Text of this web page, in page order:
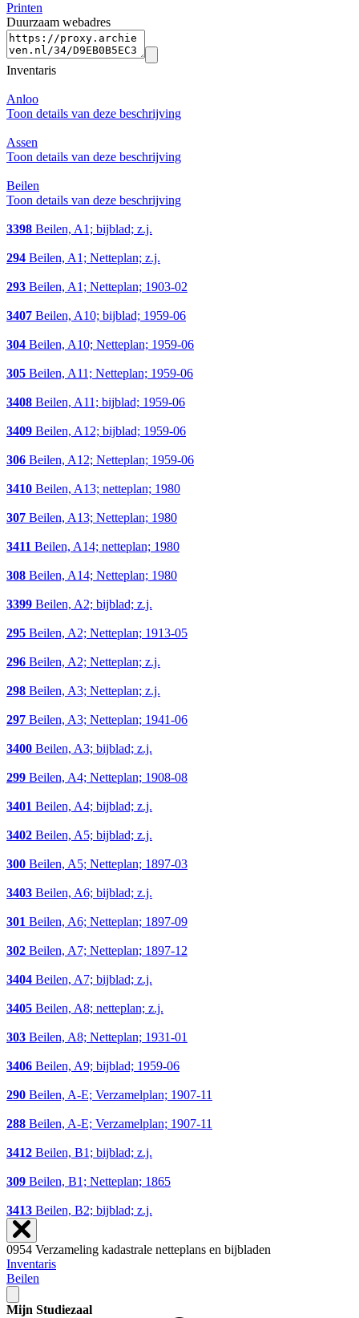
Printen
Duurzaam webadres
Inventaris
Anloo
Toon details van deze beschrijving
Assen
Toon details van deze beschrijving
Beilen
Toon details van deze beschrijving
3398 Beilen, A1; bijblad; z.j.
294 Beilen, A1; Netteplan; z.j.
293 Beilen, A1; Netteplan; 1903-02
3407 Beilen, A10; bijblad; 1959-06
304 Beilen, A10; Netteplan; 1959-06
305 Beilen, A11; Netteplan; 1959-06
3408 Beilen, A11; bijblad; 1959-06
3409 Beilen, A12; bijblad; 1959-06
306 Beilen, A12; Netteplan; 1959-06
3410 Beilen, A13; netteplan; 1980
307 Beilen, A13; Netteplan; 1980
3411 Beilen, A14; netteplan; 1980
308 Beilen, A14; Netteplan; 1980
3399 Beilen, A2; bijblad; z.j.
295 Beilen, A2; Netteplan; 1913-05
296 Beilen, A2; Netteplan; z.j.
298 Beilen, A3; Netteplan; z.j.
297 Beilen, A3; Netteplan; 1941-06
3400 Beilen, A3; bijblad; z.j.
299 Beilen, A4; Netteplan; 1908-08
3401 Beilen, A4; bijblad; z.j.
3402 Beilen, A5; bijblad; z.j.
300 Beilen, A5; Netteplan; 1897-03
3403 Beilen, A6; bijblad; z.j.
301 Beilen, A6; Netteplan; 1897-09
302 Beilen, A7; Netteplan; 1897-12
3404 Beilen, A7; bijblad; z.j.
3405 Beilen, A8; netteplan; z.j.
303 Beilen, A8; Netteplan; 1931-01
3406 Beilen, A9; bijblad; 1959-06
290 Beilen, A-E; Verzamelplan; 1907-11
288 Beilen, A-E; Verzamelplan; 1907-11
3412 Beilen, B1; bijblad; z.j.
309 Beilen, B1; Netteplan; 1865
3413 Beilen, B2; bijblad; z.j.
0954 Verzameling kadastrale netteplans en bijbladen
Inventaris
Beilen
Mijn Studiezaal